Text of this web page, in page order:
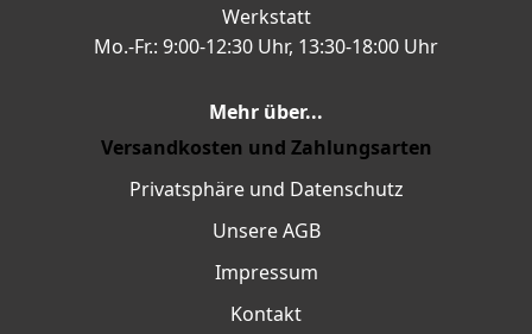
Werkstatt
Mo.-Fr.: 9:00-12:30 Uhr, 13:30-18:00 Uhr
Mehr über...
Versandkosten und Zahlungsarten
Privatsphäre und Datenschutz
Unsere AGB
Impressum
Kontakt